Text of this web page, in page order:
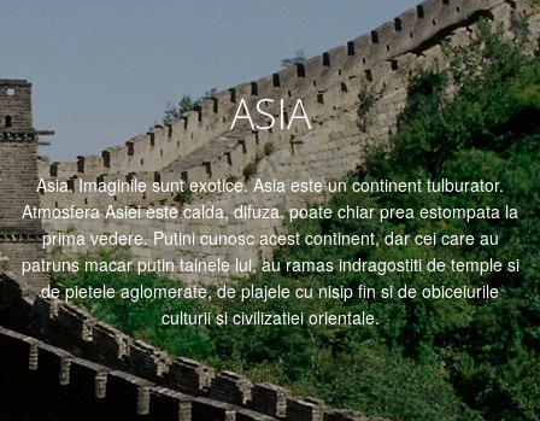
ASIA
Asia. Imaginile sunt exotice. Asia este un continent tulburator.
Atmosfera Asiei este calda, difuza, poate chiar prea estompata la
prima vedere. Putini cunosc acest continent, dar cei care au
patruns macar putin tainele lui, au ramas indragostiti de temple si
de pietele aglomerate, de plajele cu nisip fin si de obiceiurile
culturii si civilizatiei orientale.